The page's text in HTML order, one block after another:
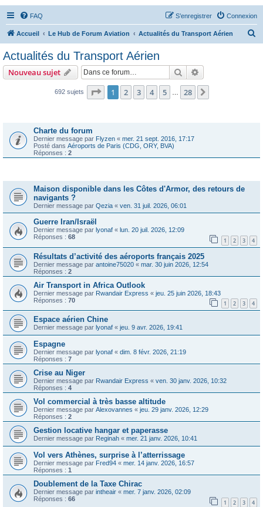
FAQ Connexion
S’enregistrer
Accueil Le Hub de Forum Aviation Actualités du Transport Aérien
r
Actualités du Transport Aérien
Nouveau sujet Rechercher
692 sujets Page 1sur28
1 2 3 4 5 28
Charte du forum
Dernier message par Flyzen « mer. 21 sept. 2016, 17:17
Posté dans Aéroports de Paris (CDG, ORY, BVA)
Réponses : 2
Maison disponible dans les Côtes d'Armor, des retours de
navigants ?
Dernier message par Qezia « ven. 31 juil. 2026, 06:01
Guerre Iran/Israël
Dernier message par lyonaf « lun. 20 juil. 2026, 12:09
Réponses : 68 1 2 3 4
Résultats d’activité des aéroports français 2025
Dernier message par antoine75020 « mar. 30 juin 2026, 12:54
Réponses : 2
Air Transport in Africa Outlook
Dernier message par Rwandair Express « jeu. 25 juin 2026, 18:43
Réponses : 70 1 2 3 4
Espace aérien Chine
Dernier message par lyonaf « jeu. 9 avr. 2026, 19:41
Espagne
Dernier message par lyonaf « dim. 8 févr. 2026, 21:19
Réponses : 7
Crise au Niger
Dernier message par Rwandair Express « ven. 30 janv. 2026, 10:32
Réponses : 4
Vol commercial à très basse altitude
Dernier message par Alexovannes « jeu. 29 janv. 2026, 12:29
Réponses : 2
Gestion locative hangar et paperasse
Dernier message par Reginah « mer. 21 janv. 2026, 10:41
Vol vers Athènes, surprise à l’atterrissage
Dernier message par Fred94 « mer. 14 janv. 2026, 16:57
Réponses : 1
Doublement de la Taxe Chirac
Dernier message par intheair « mer. 7 janv. 2026, 02:09
Réponses : 66 1 2 3 4